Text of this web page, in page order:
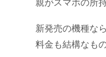
親がスマホの所
新発売の機種な
料金も結構なも